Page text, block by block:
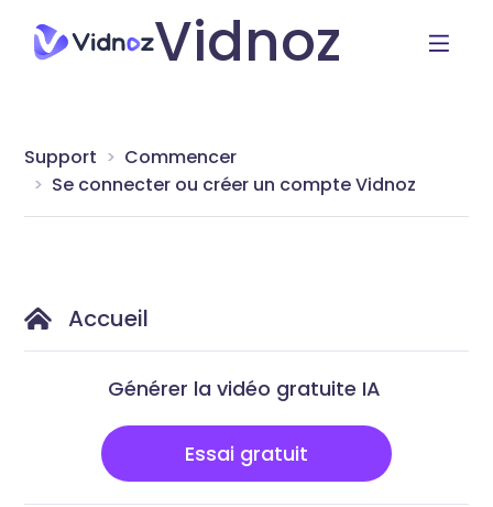
Vidnoz
Support
Commencer
Se connecter ou créer un compte Vidnoz
Accueil
Générer la vidéo gratuite IA
Essai gratuit